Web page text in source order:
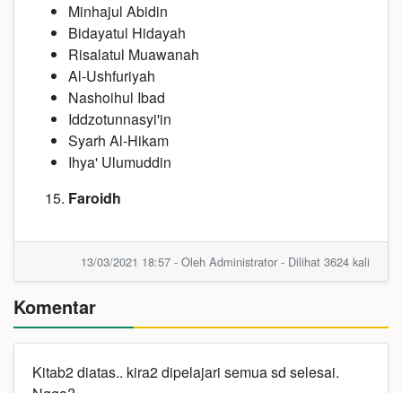
Minhajul Abidin
Bidayatul Hidayah
Risalatul Muawanah
Al-Ushfuriyah
Nashoihul Ibad
Iddzotunnasyi'in
Syarh Al-Hikam
Ihya' Ulumuddin
Faroidh
13/03/2021 18:57 - Oleh Administrator - Dilihat 3624 kali
Komentar
Kitab2 diatas.. kira2 dipelajari semua sd selesai.